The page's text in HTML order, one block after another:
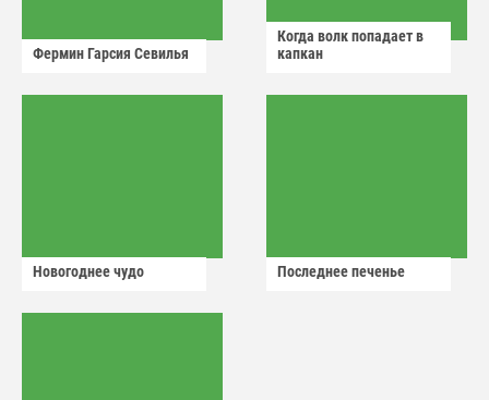
Фермин Гарсия Севилья
Когда волк попадает в
капкан
Новогоднее чудо Последнее печенье